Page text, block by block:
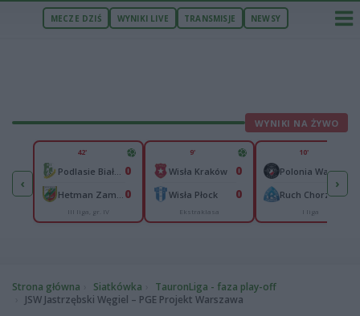
MECZE DZIŚ WYNIKI LIVE TRANSMISJE NEWSY
WYNIKI NA ŻYWO
‹
2
2
42'
0
0
III liga, gr. IV
9'
Wisła Kraków 0
Wisła Płock 0
Ekstraklasa
10'
Polonia Warszawa0
Ruch Chorzów 0
I liga
›
Strona główna Siatkówka
TauronLiga - faza play-off
JSW Jastrzębski Węgiel – PGE Projekt Warszawa